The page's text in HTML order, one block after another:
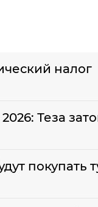
налог
Теза
покупать